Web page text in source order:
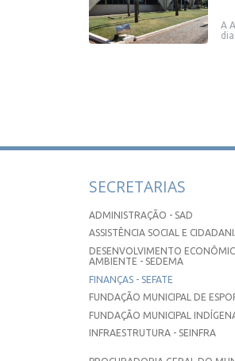
A
SECRETARIAS
ADMINISTRAÇÃO - SAD
ASSISTÊNCIA SOCIAL E
DESENVOLVIMENTO
AMBIENTE - SEDEMA
FINANÇAS - SEFATE
FUNDAÇÃO MUNICIPAL DE
FUNDAÇÃO MUNICIPAL
INFRAESTRUTURA - SEINFRA